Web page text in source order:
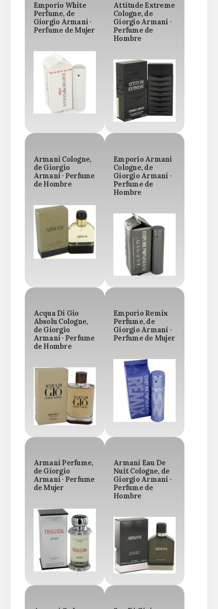
Emporio White
Perfume, de
Giorgio Armani ·
Perfume de Mujer
Attitude Extreme
Cologne, de
Giorgio Armani ·
Perfume de
Hombre
Armani Cologne,
de Giorgio
Armani · Perfume
de Hombre
Emporio Armani
Cologne, de
Giorgio Armani ·
Perfume de
Hombre
Acqua Di Gio
Absolu Cologne,
de Giorgio
Armani · Perfume
de Hombre
Emporio Remix
Perfume, de
Giorgio Armani ·
Perfume de Mujer
Armani Perfume,
de Giorgio
Armani · Perfume
de Mujer
Armani Eau De
Nuit Cologne, de
Giorgio Armani ·
Perfume de
Hombre